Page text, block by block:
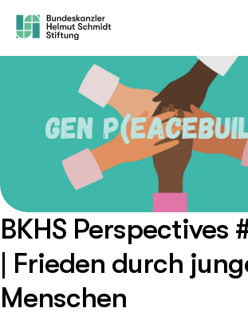
BKHS Perspectives
| Frieden durch
Menschen